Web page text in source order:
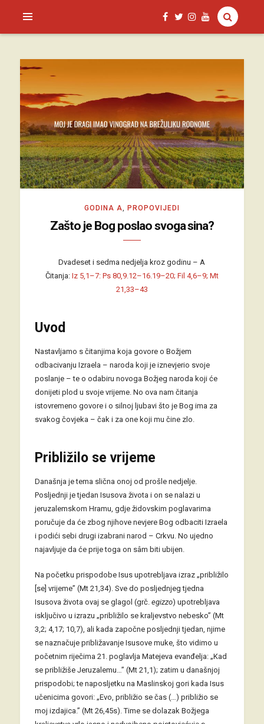
SAGUD.XYZ
GODINA A PROPOVIJEDI
Zašto je Bog poslao svoga sina?
Dvadeset i sedma nedjelja kroz godinu – A
Čitanja: Iz 5,1–7: Ps 80,9.12–16.19–20; Fil 4,6–9; Mt
21,33–43
Uvod
Nastavljamo s čitanjima koja govore o Božjem
odbacivanju Izraela – naroda koji je iznevjerio svoje
poslanje – te o odabiru novoga Božjeg naroda koji će
donijeti plod u svoje vrijeme. No ova nam čitanja
istovremeno govore i o silnoj ljubavi što je Bog ima za
svakog čovjeka – čak i za one koji mu čine zlo.
Približilo se vrijeme
Današnja je tema slična onoj od prošle nedjelje.
Posljednji je tjedan Isusova života i on se nalazi u
jeruzalemskom Hramu, gdje židovskim poglavarima
poručuje da će zbog njihove nevjere Bog odbaciti Izraela
i podići sebi drugi izabrani narod – Crkvu. No ujedno
najavljuje da će prije toga on sâm biti ubijen.
Na početku prispodobe Isus upotrebljava izraz „približilo
[se] vrijeme” (Mt 21,34). Sve do posljednjeg tjedna
Isusova života ovaj se glagol (grč. egizzo) upotrebljava
isključivo u izrazu „približilo se kraljevstvo nebesko” (Mt
3,2; 4,17; 10,7), ali kada započne posljednji tjedan, njime
se naznačuje približavanje Isusove muke, što vidimo u
početnim riječima 21. poglavlja Matejeva evanđelja: „Kad
se približiše Jeruzalemu…” (Mt 21,1); zatim u današnjoj
prispodobi; te naposljetku na Maslinskoj gori kada Isus
učenicima govori: „Evo, približio se čas (…) približio se
moj izdajica.” (Mt 26,45s). Time se dolazak Božjega